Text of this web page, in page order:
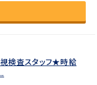
検査スタッフ★時給